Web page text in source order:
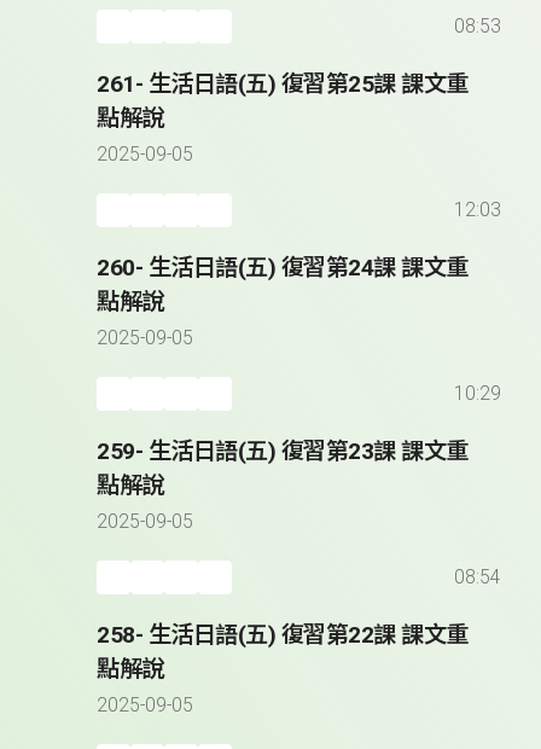
08:53
261- 生活日語(五) 復習第25課 課文重
點解說
2025-09-05
12:03
260- 生活日語(五) 復習第24課 課文重
點解說
2025-09-05
10:29
259- 生活日語(五) 復習第23課 課文重
點解說
2025-09-05
08:54
258- 生活日語(五) 復習第22課 課文重
點解說
2025-09-05